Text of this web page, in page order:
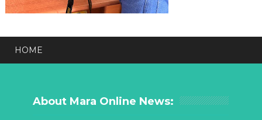
HOME
About Mara Online News: